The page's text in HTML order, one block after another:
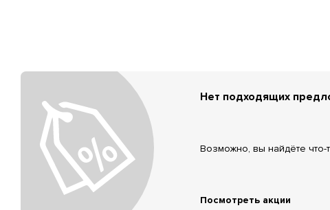
Нет подходящих
Возможно, вы найдёте что-
Посмотреть акции